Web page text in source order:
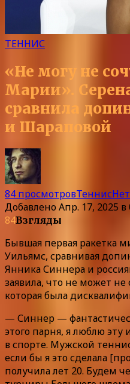
ТЕННИС
«Не могу не
Марии».
сравнила
и Шараповой
84 просмотровТеннис
ДобавленоАпр. 17, 2025 в
84Взгляды
Бывшая первая ракетка
Уильямс, сравнивая
Янника Синнера и
заявила, что не может не
которая была
— Синнер —
этого парня, я люблю эту
в спорте. Мужской
если бы я это сделала
получила лет 20. Будем